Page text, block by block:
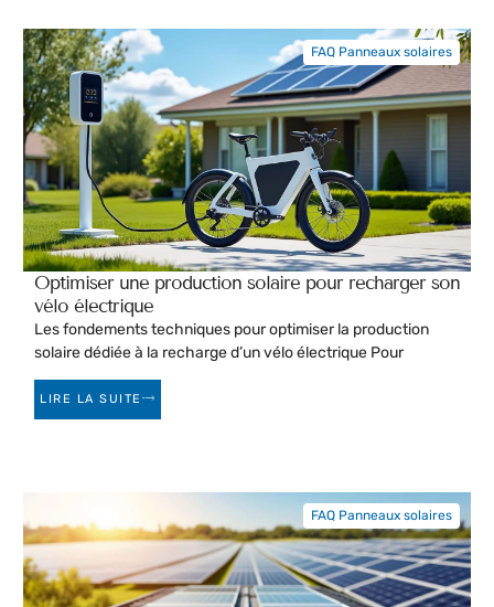
Optimiser une production solaire pour recharger son
vélo électrique
Les fondements techniques pour optimiser la production
solaire dédiée à la recharge d’un vélo électrique Pour
LIRE LA SUITE
FAQ Panneaux solaires
FAQ Panneaux solaires